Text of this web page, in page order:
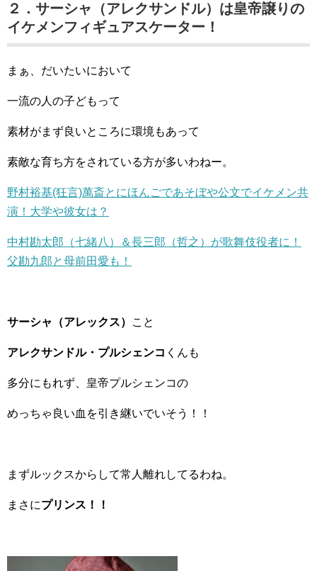
２．サーシャ（アレクサンドル）は皇帝譲りの
イケメンフィギュアスケーター！
まぁ、だいたいにおいて
一流の人の子どもって
素材がまず良いところに環境もあって
素敵な育ち方をされている方が多いわねー。
野村裕基(狂言)萬斎とにほんごであそぼや公文でイケメン共
演！大学や彼女は？
中村勘太郎（七緒八）＆長三郎（哲之）が歌舞伎役者に！
父勘九郎と母前田愛も！
サーシャ（アレックス） こと
アレクサンドル・プルシェンコ くんも
多分にもれず、皇帝プルシェンコの
めっちゃ良い血を引き継いでいそう！！
まずルックスからして常人離れしてるわね。
まさにプリンス！！